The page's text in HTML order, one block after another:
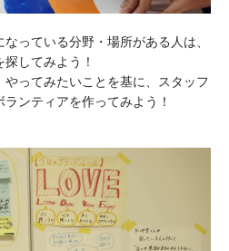
っている分野・場所がある人は、
してみよう！
ってみたいことを基に、スタッフ
ンティアを作ってみよう！